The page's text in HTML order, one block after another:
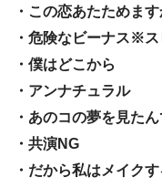
・この恋あたためま
・危険なビーナス※
・僕はどこから
・アンナチュラル
・あのコの夢を見た
・共演NG
・だから私はメイクす